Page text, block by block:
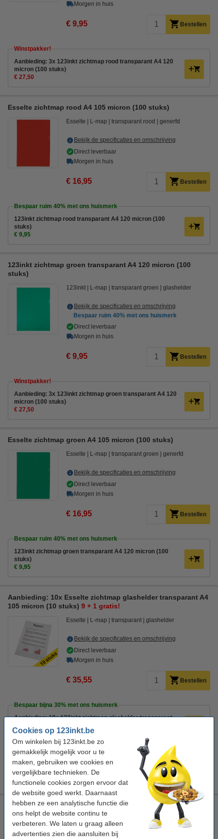
Cookies op 123inkt.be
Om winkelen bij 123inkt.be zo
gemakkelijk mogelijk voor u te
maken, gebruiken we cookies en
vergelijkbare technieken. De
functionele cookies zorgen ervoor dat
de website goed werkt. Daarnaast
hebben ze een analytische functie die
ons helpt de website continu te
verbeteren. We laten u graag alleen
advertenties zien die aansluiten bij
Morgen in huis
€ 9,95 Bestellen
Winstpakker!
Aanbieding: 3x 123inkt zichtmap rood transparant A4 120
micron (100 stuks)
€ 27,50
Esselte zichtmap rood A4 105 micron (100 stuks)
Esselte L-map transparant rood generfd
Bekijk de specificaties en omschrijving
Direct leverbaar
Morgen in huis
€ 16,95 Bestellen
Bespaar ruim 40% met ons huismerk
123inkt zichtmap rood transparant A4 120 micron (100
stuks)
€ 9,95
123inkt zichtmap groen transparant A4 120 micron (100
stuks)
123inkt L-map transparant groen glashelder
Bekijk de specificaties en omschrijving
Bespaar ruim 40% met ons huismerk
Direct leverbaar
Morgen in huis
€ 9,95 Bestellen
Winstpakker!
Aanbieding: 3x 123inkt zichtmap groen transparant A4 120
micron (100 stuks)
€ 27,50
Esselte zichtmap groen A4 105 micron (100 stuks)
Esselte L-map transparant groen generfd
Bekijk de specificaties en omschrijving
Direct leverbaar
Morgen in huis
€ 16,95 Bestellen
Bespaar ruim 40% met ons huismerk
123inkt zichtmap groen transparant A4 120 micron (100
stuks)
€ 9,95
Aanbieding: 10x Esselte zichtmap glashelder transparant A4
105 micron (10 stuks) 9 + 1 gratis!
Esselte L-map transparant glashelder
Bekijk de specificaties en omschrijving
Direct leverbaar
Morgen in huis
€ 35,55 Bestellen
Bespaar bijna 30% met ons huismerk
Aanbieding: 10x 123inkt zichtmap glashelder transparant
€ 24,95
Tip: meebestellen
123inkt kopieerpapier 1 pak van 500 vellen A4 - 80 g/m²
€ 7,25
Esselte zichtmap glashelder transparant A4 105 micron (10
stuks)
Esselte L-map glashelder